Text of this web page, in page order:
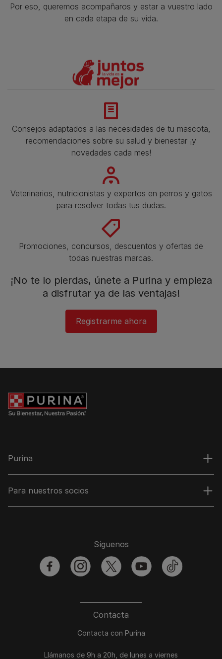
Por eso, queremos acompañaros y estar a vuestro lado
en cada etapa de su vida.​
Consejos adaptados a las necesidades de tu mascota,
recomendaciones sobre su salud y bienestar ¡y
novedades cada mes!
Veterinarios, nutricionistas y expertos en perros y gatos
para resolver todas tus dudas.​
Promociones, concursos, descuentos y ofertas de
todas nuestras marcas.​
¡No te lo pierdas, únete a Purina y empieza
a disfrutar ya de las ventajas!​
Registrarme ahora
Purina
Para nuestros socios
Contacta
Contacta con Purina
Llámanos de 9h a 20h, de lunes a viernes
Síguenos
facebookinstagramtwitter youtubetiktok